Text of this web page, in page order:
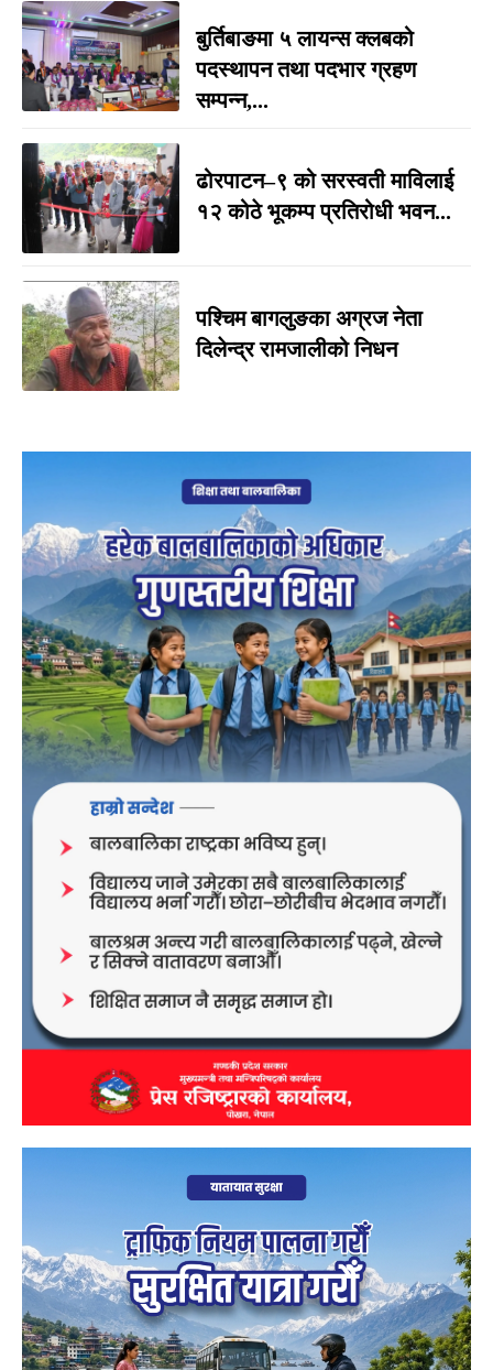
बुर्तिबाङमा ५ लायन्स क्लबको
पदस्थापन तथा पदभार ग्रहण
सम्पन्न,...
ढोरपाटन–९ को सरस्वती माविलाई
१२ कोठे भूकम्प प्रतिरोधी भवन...
पश्चिम बागलुङका अग्रज नेता
दिलेन्द्र रामजालीको निधन